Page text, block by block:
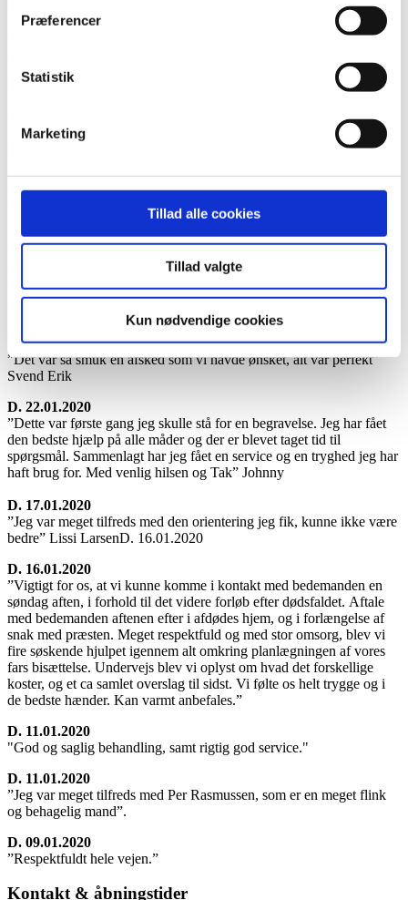
Præferencer
Statistik
Marketing
Tillad alle cookies
Tillad valgte
Kun nødvendige cookies
”Der blev gjort meget ud af at det var vore ønsker som var det
væsentlige, og opfølgende spørgsmål er altid blevet besvaret hurtigt
D. 27.02.2020
D. 14.02.2020
”Vi følte os i meget trygge hænder lige fra start til slut. Alt blev
smuk begravelse – af hjertet tak for hjælpen!"
”Yder god rådgivning og professionel sparring omkring svære valg,
D. 23.01.2020
”Det var så smuk en afsked som vi havde ønsket, alt var perfekt”
Svend Erik
D. 22.01.2020
”Dette var første gang jeg skulle stå for en begravelse. Jeg har fået
den bedste hjælp på alle måder og der er blevet taget tid til
spørgsmål. Sammenlagt har jeg fået en service og en tryghed jeg har
haft brug for. Med venlig hilsen og Tak” Johnny
D. 17.01.2020
”Jeg var meget tilfreds med den orientering jeg fik, kunne ikke være
bedre” Lissi LarsenD. 16.01.2020
D. 16.01.2020
”Vigtigt for os, at vi kunne komme i kontakt med bedemanden en
søndag aften, i forhold til det videre forløb efter dødsfaldet. Aftale
med bedemanden aftenen efter i afdødes hjem, og i forlængelse af
snak med præsten. Meget respektfuld og med stor omsorg, blev vi
fire søskende hjulpet igennem alt omkring planlægningen af vores
fars bisættelse. Undervejs blev vi oplyst om hvad det forskellige
koster, og et ca samlet overslag til sidst. Vi følte os helt trygge og i
de bedste hænder. Kan varmt anbefales.”
D. 11.01.2020
"God og saglig behandling, samt rigtig god service."
D. 11.01.2020
”Jeg var meget tilfreds med Per Rasmussen, som er en meget flink
og behagelig mand”.
D. 09.01.2020
”Respektfuldt hele vejen.”
Kontakt & åbningstider